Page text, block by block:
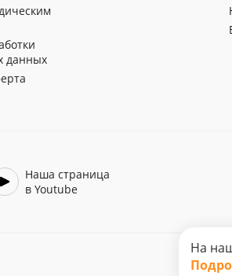
данных
Наша страница
в Youtube
На